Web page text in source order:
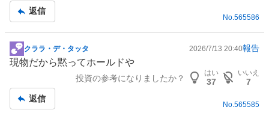
返信
No. 565586
掲
示
事
クララ・デ・タッタ 2026/7/13 20:40報告
現物だから黙ってホールドや
投資の参考になりましたか？
はい
37
いいえ
7
返信
No.565585